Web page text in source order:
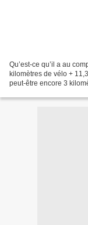
Qu’est-ce qu’il a au
kilomètres de vélo +
peut-être encore 3